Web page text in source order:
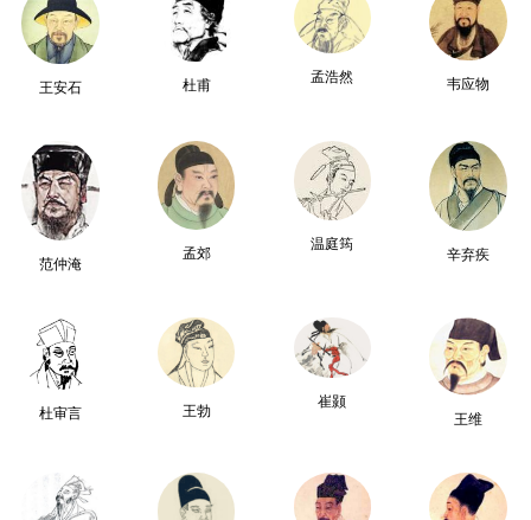
王安石 杜甫
孟浩然 韦应物
范仲淹
孟郊
温庭筠
辛弃疾
杜审言 王勃
崔颢
王维